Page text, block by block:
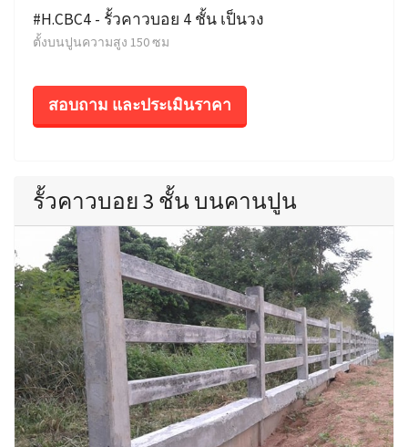
#H.CBC4 - รั้วคาวบอย 4 ชั้น เป็นวง
ตั้งบนปูนความสูง 150 ซม
สอบถาม และประเมินราคา
รั้วคาวบอย 3 ชั้น บนคานปูน